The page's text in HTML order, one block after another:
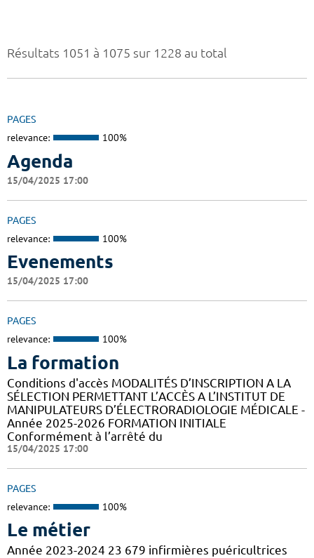
Résultats 1051 à 1075 sur 1228 au total
PAGES
relevance: 100%
Agenda
15/04/2025 17:00
PAGES
relevance: 100%
Evenements
15/04/2025 17:00
PAGES
relevance: 100%
La formation
Conditions d'accès MODALITÉS D’INSCRIPTION A LA
SÉLECTION PERMETTANT L’ACCÈS A L’INSTITUT DE
MANIPULATEURS D’ÉLECTRORADIOLOGIE MÉDICALE -
Année 2025-2026 FORMATION INITIALE
Conformément à l’arrêté du
15/04/2025 17:00
PAGES
relevance: 100%
Le métier
Année 2023-2024 23 679 infirmières puéricultrices